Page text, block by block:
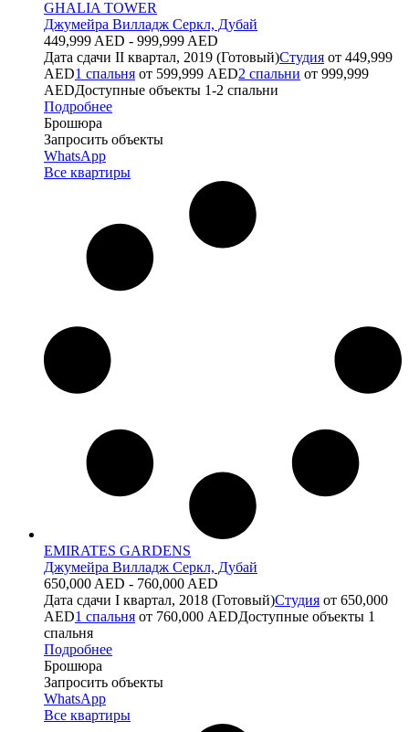
GHALIA TOWER
Джумейра Вилладж Серкл, Дубай
449,999 AED - 999,999 AED
Дата сдачи II квартал, 2019 (Готовый)Студия от 449,999
AED1 спальня от 599,999 AED2 спальни от 999,999
AEDДоступные объекты 1-2 спальни
Подробнее
Брошюра
Запросить объекты
WhatsApp
Все квартиры
EMIRATES GARDENS
Джумейра Вилладж Серкл, Дубай
650,000 AED - 760,000 AED
Дата сдачи I квартал, 2018 (Готовый)Студия от 650,000
AED1 спальня от 760,000 AEDДоступные объекты 1
спальня
Подробнее
Брошюра
Запросить объекты
WhatsApp
Все квартиры